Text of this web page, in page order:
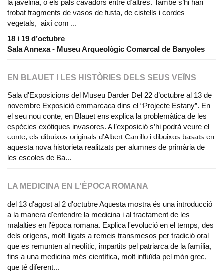
la javelina, o els pals cavadors entre d’altres. També s’hi han
trobat fragments de vasos de fusta, de cistells i cordes
vegetals, així com ...
18 i 19 d’octubre
Sala Annexa - Museu Arqueològic Comarcal de Banyoles
EN BLAUET I LES HISTÒRIES DELS SEUS VEÏNS
Sala d'Exposicions del Museu Darder Del 22 d’octubre al 13 de
novembre Exposició emmarcada dins el “Projecte Estany”. En
el seu nou conte, en Blauet ens explica la problemàtica de les
espècies exòtiques invasores. A l’exposició s’hi podrà veure el
conte, els dibuixos originals d’Albert Carrillo i dibuixos basats en
aquesta nova historieta realitzats per alumnes de primària de
les escoles de Ba...
LA MEDICINA EN L'ÈPOCA ROMANA
del 13 d'agost al 2 d'octubre Aquesta mostra és una introducció
a la manera d'entendre la medicina i al tractament de les
malalties en l'època romana. Explica l'evolució en el temps, des
dels orígens, molt lligats a remeis transmesos per tradició oral
que es remunten al neolític, impartits pel patriarca de la família,
fins a una medicina més científica, molt influïda pel món grec,
que té diferent...